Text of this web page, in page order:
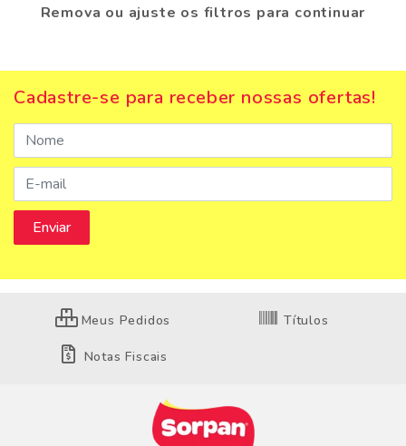
Remova ou ajuste os filtros para continuar
Cadastre-se para receber nossas ofertas!
Meus Pedidos Títulos
Notas Fiscais